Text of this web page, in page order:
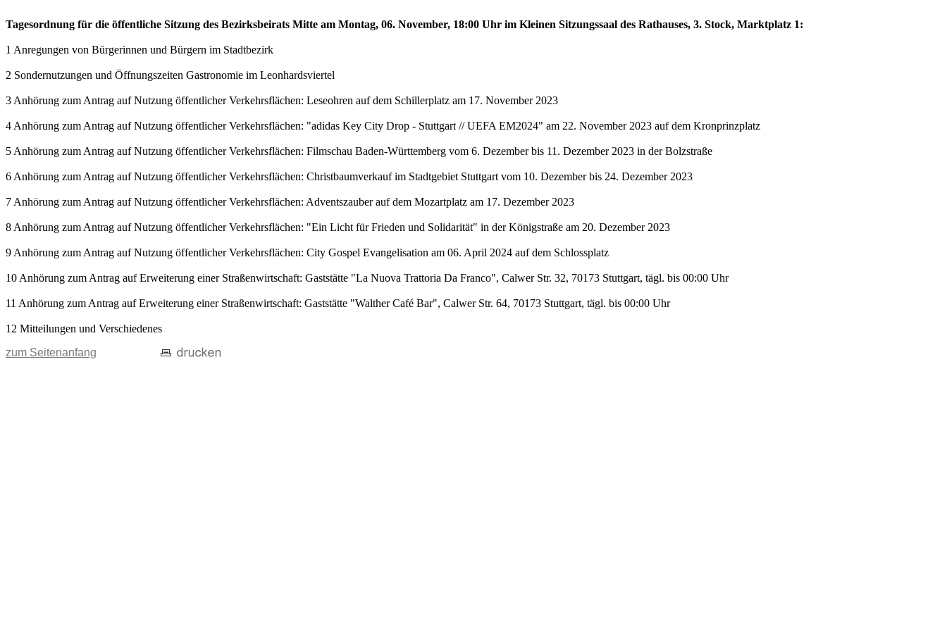
Tagesordnung für die öffentliche Sitzung des Bezirksbeirats Mitte am Montag, 06. November, 18:00 Uhr im Kleinen Sitzungssaal des Rathauses, 3. Stock, Marktplatz 1:
1 Anregungen von Bürgerinnen und Bürgern im Stadtbezirk
2 Sondernutzungen und Öffnungszeiten Gastronomie im Leonhardsviertel
3 Anhörung zum Antrag auf Nutzung öffentlicher Verkehrsflächen: Leseohren auf dem Schillerplatz am 17. November 2023
4 Anhörung zum Antrag auf Nutzung öffentlicher Verkehrsflächen: "adidas Key City Drop - Stuttgart // UEFA EM2024" am 22. November 2023 auf dem Kronprinzplatz
5 Anhörung zum Antrag auf Nutzung öffentlicher Verkehrsflächen: Filmschau Baden-Württemberg vom 6. Dezember bis 11. Dezember 2023 in der Bolzstraße
6 Anhörung zum Antrag auf Nutzung öffentlicher Verkehrsflächen: Christbaumverkauf im Stadtgebiet Stuttgart vom 10. Dezember bis 24. Dezember 2023
7 Anhörung zum Antrag auf Nutzung öffentlicher Verkehrsflächen: Adventszauber auf dem Mozartplatz am 17. Dezember 2023
8 Anhörung zum Antrag auf Nutzung öffentlicher Verkehrsflächen: "Ein Licht für Frieden und Solidarität" in der Königstraße am 20. Dezember 2023
9 Anhörung zum Antrag auf Nutzung öffentlicher Verkehrsflächen: City Gospel Evangelisation am 06. April 2024 auf dem Schlossplatz
10 Anhörung zum Antrag auf Erweiterung einer Straßenwirtschaft: Gaststätte "La Nuova Trattoria Da Franco", Calwer Str. 32, 70173 Stuttgart, tägl. bis 00:00 Uhr
11 Anhörung zum Antrag auf Erweiterung einer Straßenwirtschaft: Gaststätte "Walther Café Bar", Calwer Str. 64, 70173 Stuttgart, tägl. bis 00:00 Uhr
12 Mitteilungen und Verschiedenes
zum Seitenanfang